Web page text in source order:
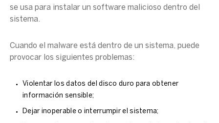
se usa para instalar un software malicioso dentro del
sistema.
Cuando el malware está dentro de un sistema, puede
provocar los siguientes problemas:
Violentar los datos del disco duro para obtener
información sensible;
Dejar inoperable o interrumpir el sistema;